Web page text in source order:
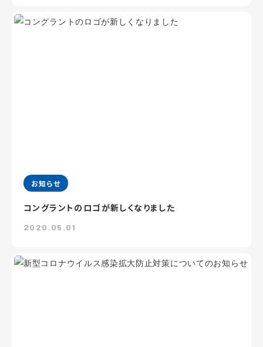
お知らせ
コングラントのロゴが新しくなりました
2020.05.01